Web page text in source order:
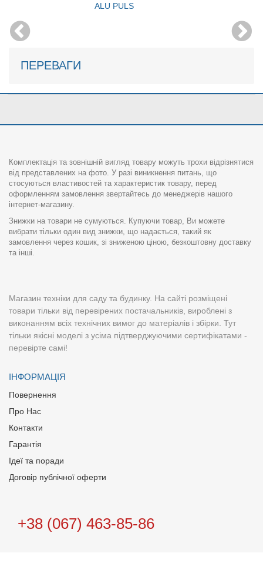
ALU PULS
ПЕРЕВАГИ
Комплектація та зовнішній вигляд товару можуть трохи відрізнятися
від представлених на фото. У разі виникнення питань, що
стосуються властивостей та характеристик товару, перед
оформленням замовлення звертайтесь до менеджерів нашого
інтернет-магазину.
Знижки на товари не сумуються. Купуючи товар, Ви можете
вибрати тільки один вид знижки, що надається, такий як
замовлення через кошик, зі зниженою ціною, безкоштовну доставку
та інші.
Магазин техніки для саду та будинку. На сайті розміщені
товари тільки від перевірених постачальників, вироблені з
виконанням всіх технічних вимог до матеріалів і збірки. Тут
тільки якісні моделі з усіма підтверджуючими сертифікатами -
перевірте самі!
ІНФОРМАЦІЯ
Повернення
Про Нас
Контакти
Гарантія
Ідеї та поради
Договір публічної оферти
+38 (067) 463-85-86